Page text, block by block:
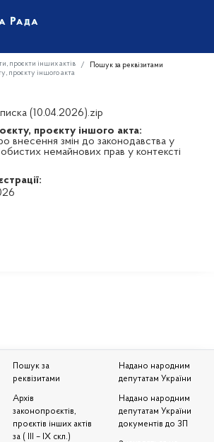
проєкти інших актів
Пошук за реквізитами
проєкту іншого акта
(10.04.2026).zip
проєкту іншого акта:
внесення змін до законодавства у
немайнових прав у контексті
Пошук за
реквізитами
Архів
законопроєктів,
проєктів інших актів
за ( III – IX скл.)
Надано народним
депутатам України
Надано народним
депутатам України
документів до ЗП